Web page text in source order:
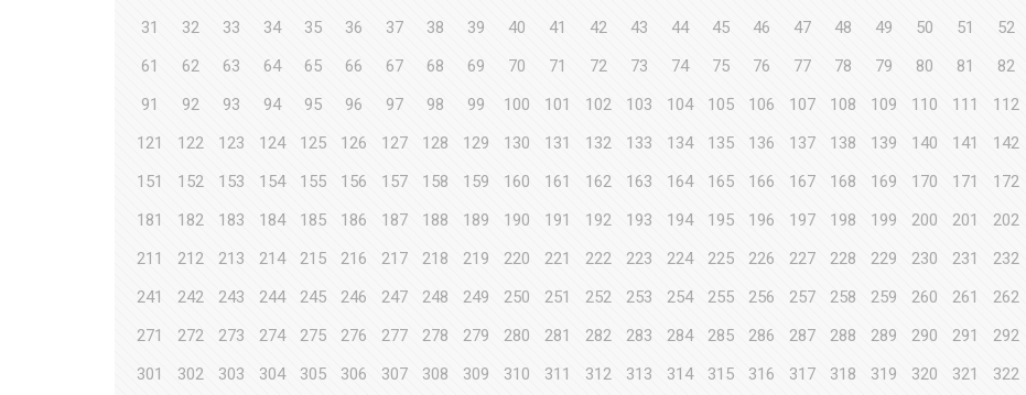
31
32 33 34 35 36 37 38 39 40 41 42 43 44 45 46 47 48 49 50 51 52
61
62 63 64 65 66 67 68 69 70 71 72 73 74 75 76 77 78 79 80 81 82
91
92 93 94 95 96 97 98 99 100 101 102 103 104 105 106 107 108 109 110 111 112
121
122 123 124 125 126 127 128 129 130 131 132 133 134 135 136 137 138 139 140 141 142
151
152 153 154 155 156 157 158 159 160 161 162 163 164 165 166 167 168 169 170 171 172
181
182 183 184 185 186 187 188 189 190 191 192 193 194 195 196 197 198 199 200 201 202
211
212 213 214 215 216 217 218 219 220 221 222 223 224 225 226 227 228 229 230 231 232
241
242 243 244 245 246 247 248 249 250 251 252 253 254 255 256 257 258 259 260 261 262
271
272 273 274 275 276 277 278 279 280 281 282 283 284 285 286 287 288 289 290 291 292
301
302 303 304 305 306 307 308 309 310 311 312 313 314 315 316 317 318 319 320 321 322